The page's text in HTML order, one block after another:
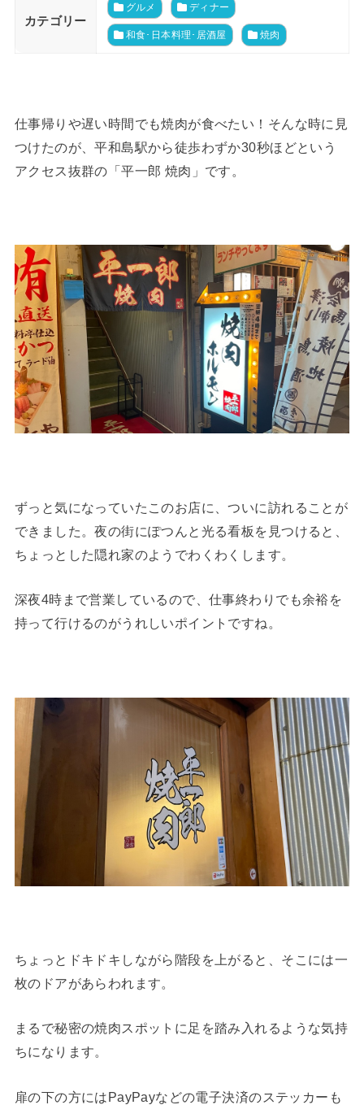
カテゴリー
グルメ ディナー
和食･日本料理･居酒屋 焼肉
仕事帰りや遅い時間でも焼肉が食べたい！そんな時に見
つけたのが、平和島駅から徒歩わずか30秒ほどという
アクセス抜群の「平一郎 焼肉」です。
ずっと気になっていたこのお店に、ついに訪れることが
できました。夜の街にぽつんと光る看板を見つけると、
ちょっとした隠れ家のようでわくわくします。
深夜4時まで営業しているので、仕事終わりでも余裕を
持って行けるのがうれしいポイントですね。
ちょっとドキドキしながら階段を上がると、そこには一
枚のドアがあらわれます。
まるで秘密の焼肉スポットに足を踏み入れるような気持
ちになります。
扉の下の方にはPayPayなどの電子決済のステッカーも